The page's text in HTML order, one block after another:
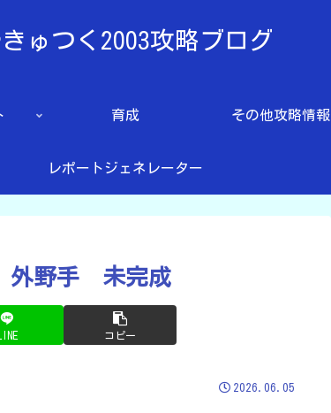
ゅつく2003攻略ブログ
育成 その他攻略情報
レポートジェネレーター
外野手 未完成
LINE コピー
2026.06.05